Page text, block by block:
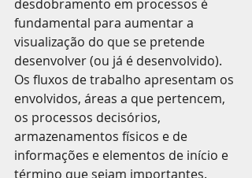
desdobramento em processos é
fundamental para aumentar a
visualização do que se pretende
desenvolver (ou já é desenvolvido).
Os fluxos de trabalho apresentam os
envolvidos, áreas a que pertencem,
os processos decisórios,
armazenamentos físicos e de
informações e elementos de início e
término que sejam importantes.